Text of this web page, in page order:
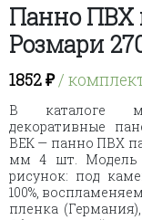
Панно ПВХ
Розмари
1852₽/
В каталоге
декоративные
ВЕК — панно ПВХ
мм 4 шт. Модель
рисунок: под
100%,
пленка